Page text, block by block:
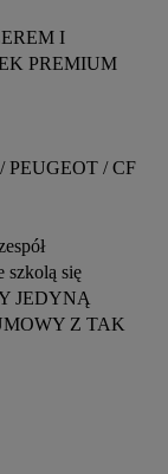
I
PREMIUM
PEUGEOT / CF
szkolą się
JEDYNĄ
Z TAK